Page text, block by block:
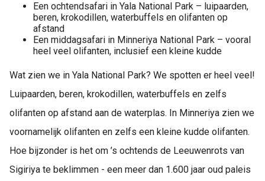
Een ochtendsafari in Yala National Park – luipaarden,
beren, krokodillen, waterbuffels en olifanten op
afstand
Een middagsafari in Minneriya National Park – vooral
heel veel olifanten, inclusief een kleine kudde
Wat zien we in Yala National Park? We spotten er heel veel!
Luipaarden, beren, krokodillen, waterbuffels en zelfs
olifanten op afstand aan de waterplas. In Minneriya zien we
voornamelijk olifanten en zelfs een kleine kudde olifanten.
Hoe bijzonder is het om ’s ochtends de Leeuwenrots van
Sigiriya te beklimmen - een meer dan 1.600 jaar oud paleis